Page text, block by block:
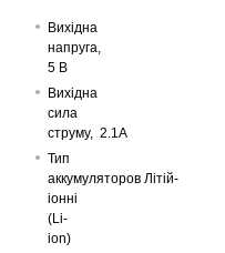
Вихідна
напруга,
5 В
Вихідна
сила
струму, 2.1А
Тип
аккумуляторов Літій-
іонні
(Li-
ion)